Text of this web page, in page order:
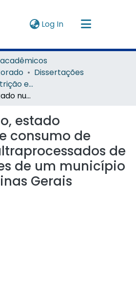
Log In(current)
Dissertações
Mestrado em Nutrição e Longevidade
Perfil lipídico, estado nutricional e consumo de alimentos ultraprocessados de adolescentes de um município do Sul de Minas Gerais
estado
consumo de
de
de um município
Gerais